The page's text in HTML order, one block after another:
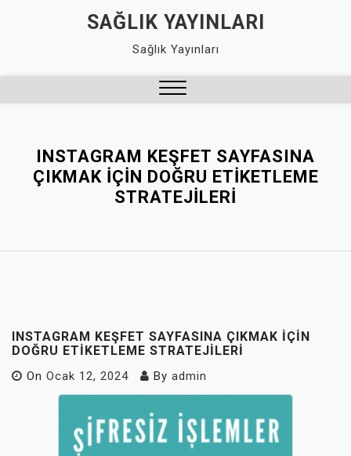
SAĞLIK YAYINLARI
Sağlık Yayınları
INSTAGRAM KEŞFET SAYFASINA
ÇIKMAK İÇIN DOĞRU ETIKETLEME
STRATEJILERI
INSTAGRAM KEŞFET SAYFASINA ÇIKMAK İÇIN
DOĞRU ETIKETLEME STRATEJILERI
On Ocak 12, 2024 By admin